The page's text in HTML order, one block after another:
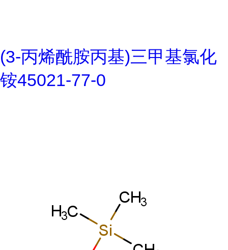
(3-丙烯酰胺丙基)三甲基氯化
铵45021-77-0